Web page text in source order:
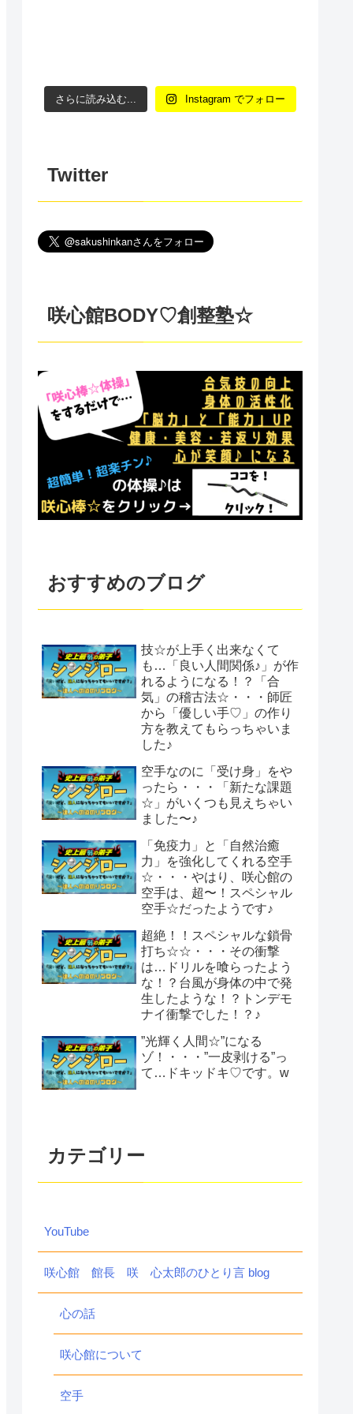
さらに読み込む... Instagram でフォロー
Twitter
咲心館BODY♡創整塾☆
おすすめのブログ
技☆が上手く出来なくて
も…「良い人間関係♪」が作
れるようになる！？「合
気」の稽古法☆・・・師匠
から「優しい手♡」の作り
方を教えてもらっちゃいま
した♪
空手なのに「受け身」をや
ったら・・・「新たな課題
☆」がいくつも見えちゃい
ました〜♪
「免疫力」と「自然治癒
力」を強化してくれる空手
☆・・・やはり、咲心館の
空手は、超〜！スペシャル
空手☆だったようです♪
超絶！！スペシャルな鎖骨
打ち☆☆・・・その衝撃
は…ドリルを喰らったよう
な！？台風が身体の中で発
生したような！？トンデモ
ナイ衝撃でした！？♪
”光輝く人間☆”になる
ゾ！・・・”一皮剥ける”っ
て…ドキッドキ♡です。w
カテゴリー
YouTube
咲心館 館長 咲 心太郎のひとり言 blog
心の話
咲心館について
空手